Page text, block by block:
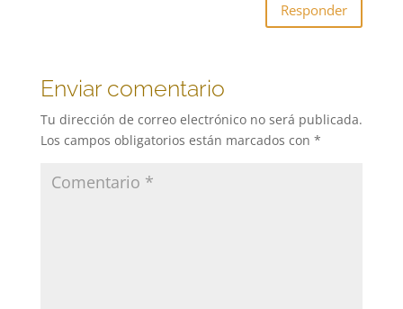
Responder
Enviar comentario
Tu dirección de correo electrónico no será publicada.
Los campos obligatorios están marcados con *